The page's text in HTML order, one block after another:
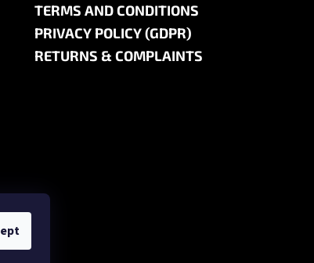
TERMS AND CONDITIONS
PRIVACY POLICY (GDPR)
RETURNS & COMPLAINTS